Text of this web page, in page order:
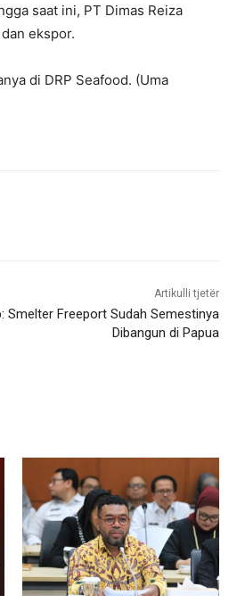
saat ini, PT Dimas Reiza
ekspor.
di DRP Seafood. (Uma
Artikulli tjetër
Smelter Freeport Sudah Semestinya
Dibangun di Papua